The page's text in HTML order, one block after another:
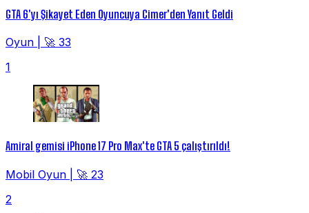
GTA 6'yı Şikayet Eden Oyuncuya Cimer'den Yanıt Geldi
Oyun
🚀 33
1
Amiral gemisi iPhone 17 Pro Max'te GTA 5 çalıştırıldı!
Mobil Oyun
🚀 23
2